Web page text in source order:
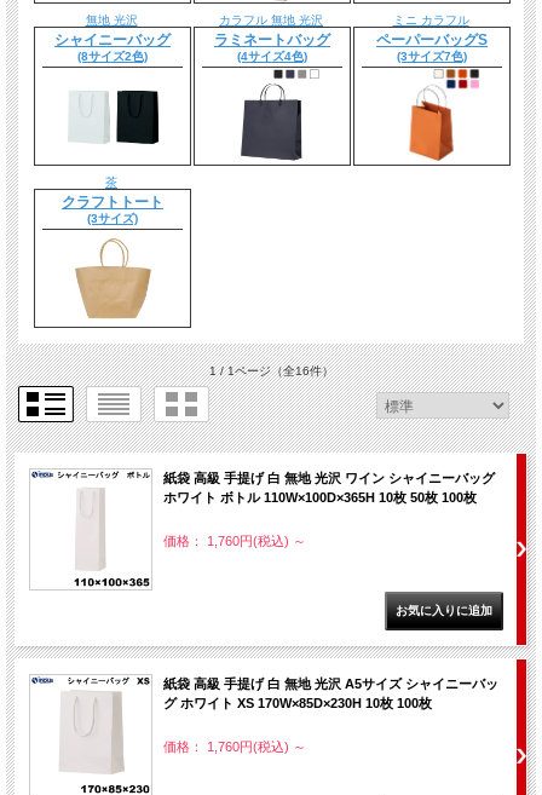
無地 光沢
シャイニーバッグ
(8サイズ2色)
カラフル 無地 光沢
ラミネートバッグ
(4サイズ4色)
ミニ カラフル
ペーパーバッグS
(3サイズ7色)
茶
クラフトトート
(3サイズ)
1 / 1ページ（全16件）
紙袋 高級 手提げ 白 無地 光沢 ワイン シャイニーバッグ
ホワイト ボトル 110W×100D×365H 10枚 50枚 100枚
価格： 1,760円(税込) ～
紙袋 高級 手提げ 白 無地 光沢 A5サイズ シャイニーバッ
グ ホワイト XS 170W×85D×230H 10枚 100枚
価格： 1,760円(税込) ～